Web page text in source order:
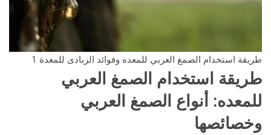
طريقة استخدام الصمغ العربي للمعده وفوائد الزبادى للمعدة 1
طريقة استخدام الصمغ العربي
للمعده: أنواع الصمغ العربي
وخصائصها